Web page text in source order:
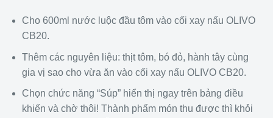
Cho 600ml nước luộc đầu tôm vào cối xay nấu OLIVO
CB20.
Thêm các nguyên liệu: thịt tôm, bó đỏ, hành tây cùng
gia vị sao cho vừa ăn vào cối xay nấu OLIVO CB20.
Chọn chức năng “Súp” hiển thị ngay trên bảng điều
khiến và chờ thôi! Thành phẩm món thu được thì khỏi